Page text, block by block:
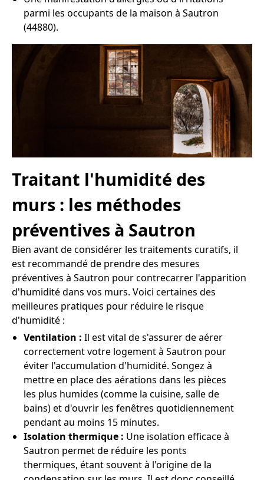
parmi les occupants de la maison à Sautron
(44880).
Traitant l'humidité des
murs : les méthodes
préventives à Sautron
Bien avant de considérer les traitements curatifs, il
est recommandé de prendre des mesures
préventives à Sautron pour contrecarrer l'apparition
d'humidité dans vos murs. Voici certaines des
meilleures pratiques pour réduire le risque
d'humidité :
Ventilation : Il est vital de s'assurer de aérer
correctement votre logement à Sautron pour
éviter l'accumulation d'humidité. Songez à
mettre en place des aérations dans les pièces
les plus humides (comme la cuisine, salle de
bains) et d'ouvrir les fenêtres quotidiennement
pendant au moins 15 minutes.
Isolation thermique : Une isolation efficace à
Sautron permet de réduire les ponts
thermiques, étant souvent à l'origine de la